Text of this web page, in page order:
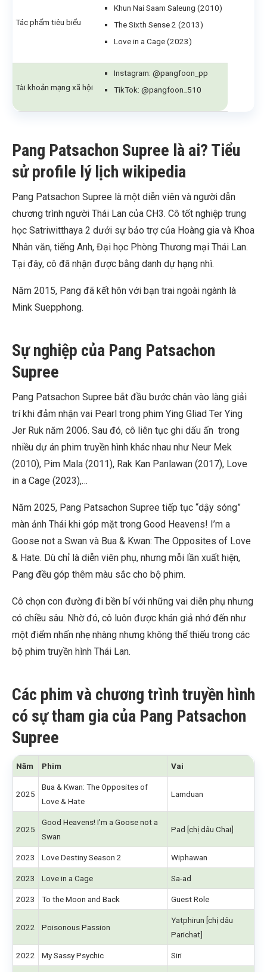
Tác phẩm tiêu biểu
Khun Nai Saam Saleung (2010)
The Sixth Sense 2 (2013)
Love in a Cage (2023)
Tài khoản mạng xã hội
Instagram: @pangfoon_pp
TikTok: @pangfoon_510
Pang Patsachon Supree là ai? Tiểu
sử profile lý lịch wikipedia
Pang Patsachon Supree là một diễn viên và người dẫn
chương trình người Thái Lan của CH3. Cô tốt nghiệp trung
học Satriwitthaya 2 dưới sự bảo trợ của Hoàng gia và Khoa
Nhân văn, tiếng Anh, Đại học Phòng Thương mại Thái Lan.
Tại đây, cô đã nhận được bằng danh dự hạng nhì.
Năm 2015, Pang đã kết hôn với bạn trai ngoài ngành là
Mink Suepphong.
Sự nghiệp của Pang Patsachon
Supree
Pang Patsachon Supree bắt đầu bước chân vào làng giải
trí khi đảm nhận vai Pearl trong phim Ying Gliad Ter Ying
Jer Ruk năm 2006. Sau đó, cô liên tục ghi dấu ấn trong
nhiều dự án phim truyền hình khác nhau như Neur Mek
(2010), Pim Mala (2011), Rak Kan Panlawan (2017), Love
in a Cage (2023),…
Năm 2025, Pang Patsachon Supree tiếp tục “dậy sóng”
màn ảnh Thái khi góp mặt trong Good Heavens! I’m a
Goose not a Swan và Bua & Kwan: The Opposites of Love
& Hate. Dù chỉ là diễn viên phụ, nhưng mỗi lần xuất hiện,
Pang đều góp thêm màu sắc cho bộ phim.
Cô chọn con đường đi bền bỉ với những vai diễn phụ nhưng
có chiều sâu. Nhờ đó, cô luôn được khán giả nhớ đến như
một điểm nhấn nhẹ nhàng nhưng không thể thiếu trong các
bộ phim truyền hình Thái Lan.
Các phim và chương trình truyền hình
có sự tham gia của Pang Patsachon
Supree
Năm Phim Vai
2025
Bua & Kwan: The Opposites of
Love & Hate
Lamduan
2025
Good Heavens! I’m a Goose not a
Swan
Pad [chị dâu Chai]
2023 Love Destiny Season 2 Wiphawan
2023 Love in a Cage Sa-ad
2023 To the Moon and Back Guest Role
2022 Poisonous Passion
Yatphirun [chị dâu
Parichat]
2022 My Sassy Psychic Siri